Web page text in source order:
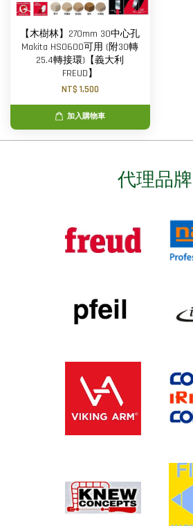
【木樹林】270mm 30中心孔
Makita HS0600可用 (附30轉
25.4轉接環)【義大利
FREUD】
NT$ 1,500
加入購物車
代理品牌